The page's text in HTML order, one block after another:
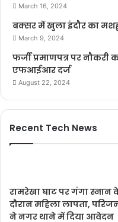
March 16, 2024
बक्सर में खुला इंदौर का
March 9, 2024
फर्जी प्रमाणपत्र पर नौकरी
एफआईआर दर्ज
August 22, 2024
Recent Tech News
रामरेखा घाट पर गंगा स्नान
दौरान महिला लापता,
ने नगर थाने में दिया आवेदन